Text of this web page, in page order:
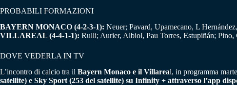
PROBABILI FORMAZIONI
BAYERN MONACO (4-2-3-1): Neuer; Pavard, Upamecano, L
VILLAREAL (4-4-1-1): Rulli; Aurier, Albiol, Pau Torres, Estupiñán;
DOVE VEDERLA IN TV
L’incontro di calcio tra il Bayern Monaco e il Villareal, in programma
satellite) e Sky Sport (253 del satellite) su Infinity + attraverso l’app